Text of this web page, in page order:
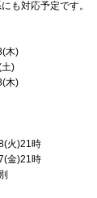
も対応予定です。
木)
)
木)
火)21時
金)21時